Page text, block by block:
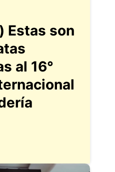
Estas son
al 16°